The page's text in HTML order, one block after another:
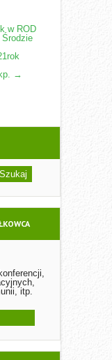
w ROD
Środzie
→
itp.